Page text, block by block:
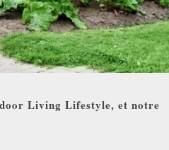
Living Lifestyle, et notre